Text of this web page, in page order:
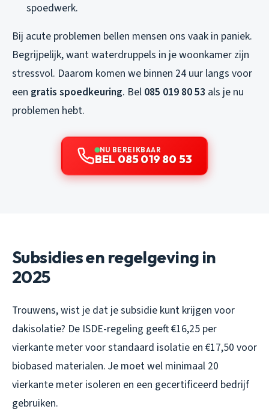
spoedwerk.
Bij acute problemen bellen mensen ons vaak in paniek.
Begrijpelijk, want waterdruppels in je woonkamer zijn
stressvol. Daarom komen we binnen 24 uur langs voor
een gratis spoedkeuring. Bel 085 019 80 53 als je nu
problemen hebt.
NU BEREIKBAAR
BEL 085 019 80 53
Subsidies en regelgeving in
2025
Trouwens, wist je dat je subsidie kunt krijgen voor
dakisolatie? De ISDE-regeling geeft €16,25 per
vierkante meter voor standaard isolatie en €17,50 voor
biobased materialen. Je moet wel minimaal 20
vierkante meter isoleren en een gecertificeerd bedrijf
gebruiken.